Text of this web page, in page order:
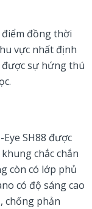
điểm đồng thời
vực nhất định
được sự hứng thú
SH88 được
chắc chắn
còn có lớp phủ
có độ sáng cao
chống phản